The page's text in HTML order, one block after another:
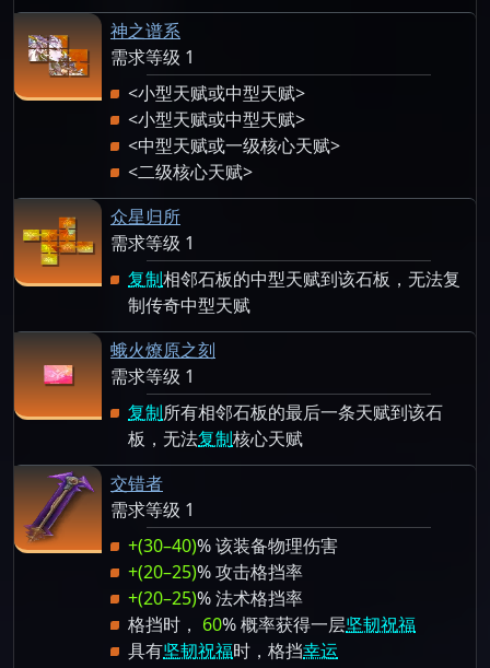
神之谱系
需求等级 1
<小型天赋或中型天赋>
<小型天赋或中型天赋>
<中型天赋或一级核心天赋>
<二级核心天赋>
众星归所
需求等级 1
复制相邻石板的中型天赋到该石板，无法复
制传奇中型天赋
蛾火燎原之刻
需求等级 1
复制所有相邻石板的最后一条天赋到该石
板，无法复制核心天赋
交错者
需求等级 1
+(30–40)% 该装备物理伤害
+(20–25)% 攻击格挡率
+(20–25)% 法术格挡率
格挡时， 60% 概率获得一层坚韧祝福
具有坚韧祝福时，格挡幸运